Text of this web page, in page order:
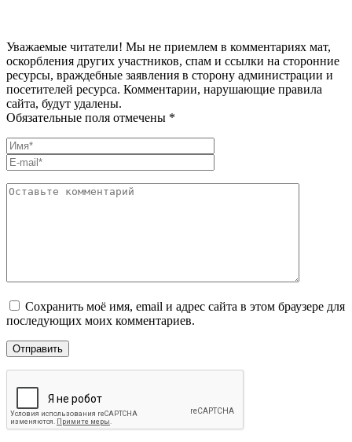
Уважаемые читатели! Мы не приемлем в комментариях мат,
оскорбления других участников, спам и ссылки на сторонние
ресурсы, враждебные заявления в сторону администрации и
посетителей ресурса. Комментарии, нарушающие правила
сайта, будут удалены.
Обязательные поля отмечены *
Сохранить моё имя, email и адрес сайта в этом браузере для
последующих моих комментариев.